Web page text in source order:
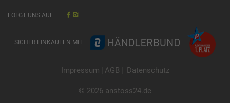
FOLGT UNS AUF
SICHER EINKAUFEN MIT
Impressum | AGB | Datenschutz
© 2026 anstoss24.de